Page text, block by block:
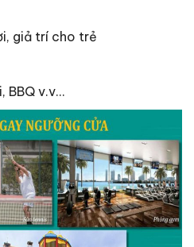
giả trí cho trẻ
BBQ v.v…